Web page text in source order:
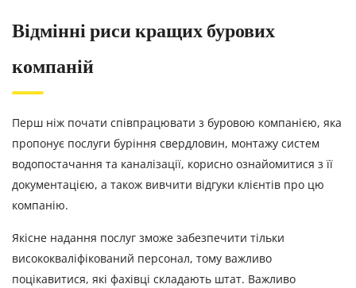
Відмінні риси кращих бурових
компаній
Перш ніж почати співпрацювати з буровою компанією, яка
пропонує послуги буріння свердловин, монтажу систем
водопостачання та каналізації, корисно ознайомитися з її
документацією, а також вивчити відгуки клієнтів про цю
компанію.
Якісне надання послуг зможе забезпечити тільки
висококваліфікований персонал, тому важливо
поцікавитися, які фахівці складають штат. Важливо